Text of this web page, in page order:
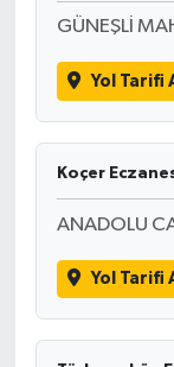
GÜNEŞLİ
Yol Tarifi
Koçer
ANADOLU
Yol Tarifi